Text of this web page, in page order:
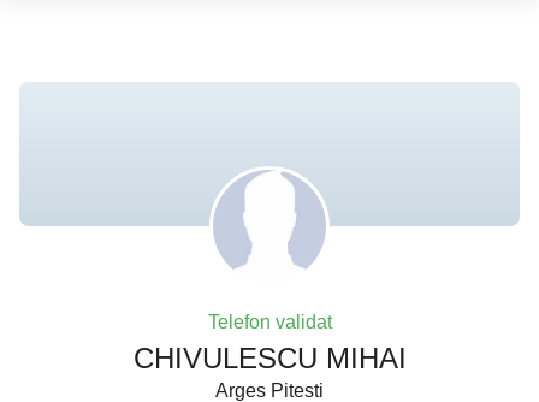
Telefon validat
CHIVULESCU MIHAI
Arges Pitesti